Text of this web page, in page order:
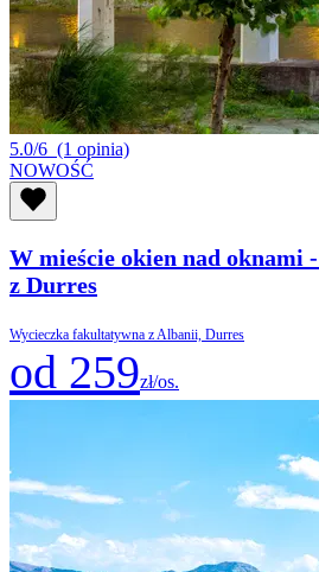
5.0/6 (1 opinia)
NOWOŚĆ
W mieście okien nad oknami
z Durres
Wycieczka fakultatywna z Albanii, Durres
od 259zł/os.